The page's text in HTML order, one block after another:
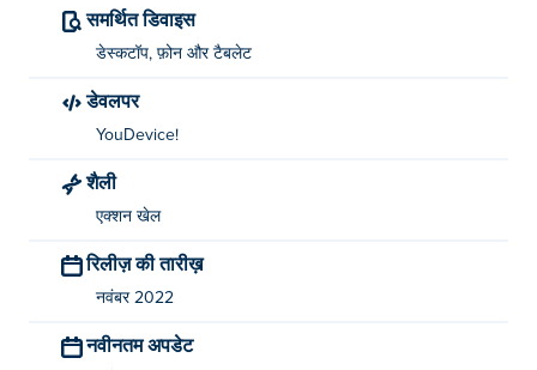
समर्थित डिवाइस
डेस्कटॉप, फ़ोन और टैबलेट
डेवलपर
YouDevice!
शैली
एक्शन खेल
रिलीज़ की तारीख़
नवंबर 2022
नवीनतम अपडेट